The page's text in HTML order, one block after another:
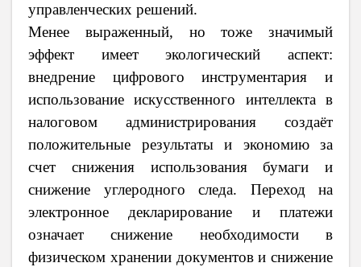
управленческих решений.
Менее выраженный, но тоже значимый
эффект имеет экологический аспект:
внедрение цифрового инструментария и
использование искусственного интеллекта в
налоговом администрирования создаёт
положительные результаты и экономию за
счет снижения использования бумаги и
снижение углеродного следа. Переход на
электронное декларирование и платежи
означает снижение необходимости в
физическом хранении документов и снижение